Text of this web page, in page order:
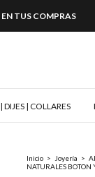
TUS COMPRAS
DIJES | COLLARES
Inicio > Joyería >
NATURALES BOTON